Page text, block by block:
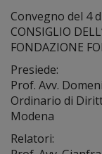
Convegno del 4
CONSIGLIO
FONDAZIONE
Presiede:
Prof. Avv.
Ordinario di
Modena
Relatori: